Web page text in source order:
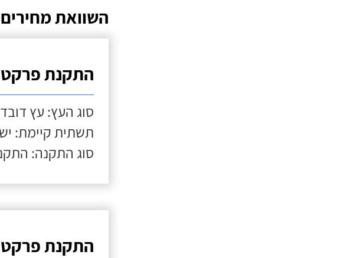
השוואת
התקנת פרקט
סוג העץ: עץ
תשתית קיימת:
סוג התקנה:
התקנת